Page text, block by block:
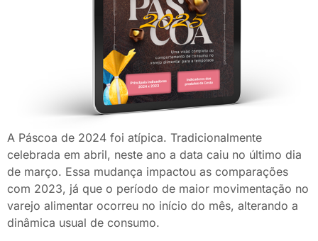
​A Páscoa de 2024 foi atípica. Tradicionalmente
celebrada em abril, neste ano a data caiu no último dia
de março. Essa mudança impactou as comparações
com 2023, já que o período de maior movimentação no
varejo alimentar ocorreu no início do mês, alterando a
dinâmica usual de consumo.​